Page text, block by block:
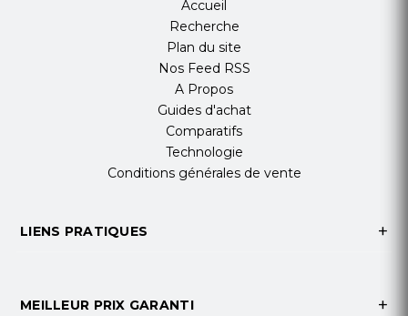
Accueil
Recherche
Plan du site
Nos Feed RSS
A Propos
Guides d'achat
Comparatifs
Technologie
Conditions générales de vente
LIENS PRATIQUES
MEILLEUR PRIX GARANTI